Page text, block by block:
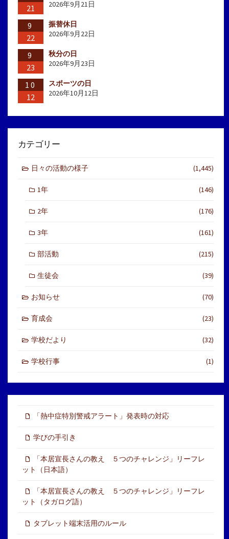
21
2026年9月21日
9
22
振替休日
2026年9月22日
9
23
秋分の日
2026年9月23日
10
12
スポーツの日
2026年10月12日
カテゴリー
日々の活動の様子 (1,445)
1年 (146)
2年 (176)
3年 (161)
部活動 (215)
生徒会 (39)
お知らせ (70)
育成会 (23)
学校だより (32)
学校行事 (1)
「熱中症特別警戒アラート」発表時の対応
学びの手引き
「本居宣長さんの教え ５つのチャレンジ」リーフレ
ット（日本語）
「本居宣長さんの教え ５つのチャレンジ」リーフレ
ット（タガログ語）
タブレット端末活用のルール